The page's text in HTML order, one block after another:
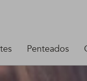
Penteados